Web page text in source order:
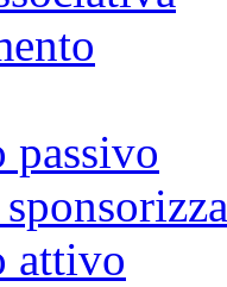
passivo
attivo